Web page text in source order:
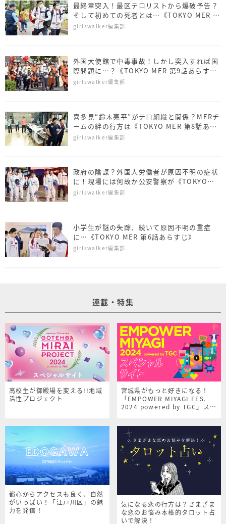
最終章突入！最区テロリストから爆破予告？
そして初めての死者とは…《TOKYO MER 第
10話あらすじ》
girlswalker編集部
外国大使館で中毒事故！しかし突入すれば国
際問題に…？《TOKYO MER 第9話あらす
じ》
girlswalker編集部
喜多見“鈴木亮平”がテロ組織と関係？MERチ
ームの絆の行方は《TOKYO MER 第8話あら
すじ》
girlswalker編集部
政府の陰謀？外国人労働者が原因不明の症状
に！現場には何故か公安警察が《TOKYO
MER 第7話あらすじ》
girlswalker編集部
小学生が謎の失踪、続いて原因不明の重症
に…《TOKYO MER 第6話あらすじ》
girlswalker編集部
連載・特集
高校生が御殿場を変える!!地域
活性プロジェクト
宮城県がもっと好きになる！
「EMPOWER MIYAGI FES.
2024 powered by TGC」スペ
都心からアクセスも良く、自然
がいっぱい！「江戸川区」の魅
力を発信！
気になる恋の行方は？さまざま
な恋のお悩み本格的タロット占
いで解決！